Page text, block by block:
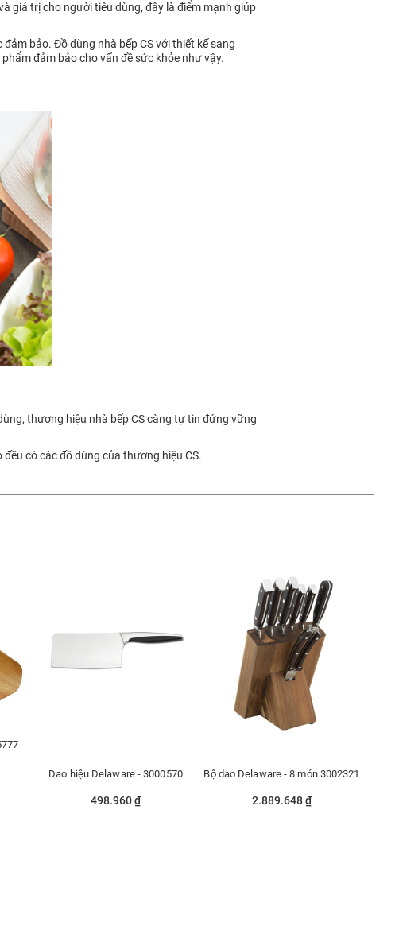
giá trị cho người tiêu dùng, đây là điểm mạnh giúp
bảo. Đồ dùng nhà bếp CS với thiết kế sang
đảm bảo cho vấn đề sức khỏe như vậy.
thương hiệu nhà bếp CS càng tự tin đứng vững
có các đồ dùng của thương hiệu CS.
Dao hiệu Delaware - 3000570
498.960 ₫
Bộ dao Delaware - 8 món 3002321
2.889.648 ₫